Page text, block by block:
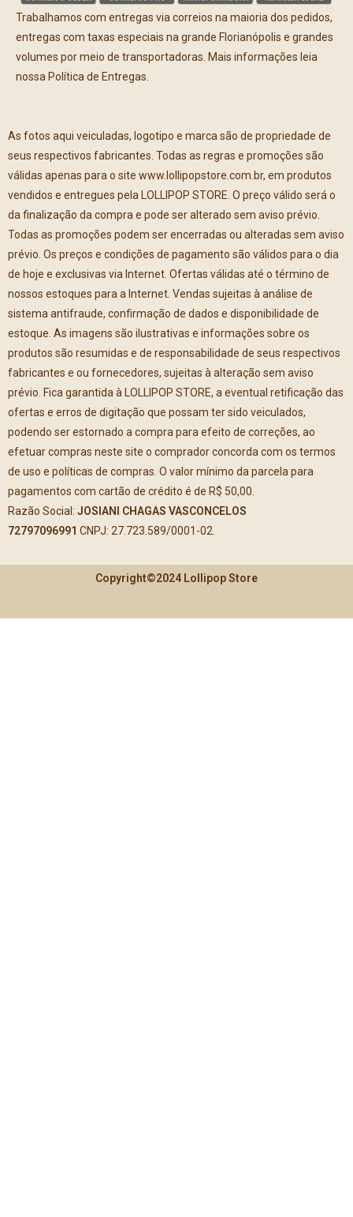
Trabalhamos com entregas via correios na maioria dos pedidos,
entregas com taxas especiais na grande Florianópolis e grandes
volumes por meio de transportadoras. Mais informações leia
nossa Política de Entregas.
As fotos aqui veiculadas, logotipo e marca são de propriedade de
seus respectivos fabricantes. Todas as regras e promoções são
válidas apenas para o site www.lollipopstore.com.br, em produtos
vendidos e entregues pela LOLLIPOP STORE. O preço válido será o
da finalização da compra e pode ser alterado sem aviso prévio.
Todas as promoções podem ser encerradas ou alteradas sem aviso
prévio. Os preços e condições de pagamento são válidos para o dia
de hoje e exclusivas via Internet. Ofertas válidas até o término de
nossos estoques para a Internet. Vendas sujeitas à análise de
sistema antifraude, confirmação de dados e disponibilidade de
estoque. As imagens são ilustrativas e informações sobre os
produtos são resumidas e de responsabilidade de seus respectivos
fabricantes e ou fornecedores, sujeitas à alteração sem aviso
prévio. Fica garantida à LOLLIPOP STORE, a eventual retificação das
ofertas e erros de digitação que possam ter sido veiculados,
podendo ser estornado a compra para efeito de correções, ao
efetuar compras neste site o comprador concorda com os termos
de uso e políticas de compras. O valor mínimo da parcela para
pagamentos com cartão de crédito é de R$ 50,00.
Razão Social: JOSIANI CHAGAS VASCONCELOS
72797096991 CNPJ: 27.723.589/0001-02.
Copyright©2024 Lollipop Store